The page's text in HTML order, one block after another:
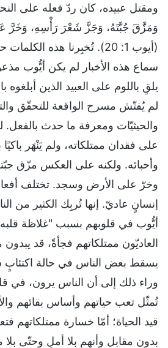
ومقتل عبيده، كان ردّ فعله على
وَمَزَّقَ جُبَّتَهُ، وَجَزَّ شَعْرَ رَأْسِهِ،
(أيوب 1: 20). تُخبِرنا هذه
سماع هذه الأخبار لم يكن أيُّوب
يلقِ باللوم على العبيد الذين أبلغوه
لم يُفتّش مسرح الواقعة للتحقّق
والحيثيّات ومعرفة ما حدث بالفعل.
على فقدان ممتلكاته، ولم يَنْهَر
وأحبائه. ولكنه على العكس مزّق
وخرّ على الأرض وسجد. تختلف
إنسانٍ عاديّ. إنها تُربِك الكثير من
أيُّوب في قلوبهم بسبب "غلاظة
العاديّون ممتلكاتهم فجأةً، قد
يسقط بعض الناس في حالة اكتئابٍ
وراء ذلك إلى أن الناس يرون، في
تُمثّل تعب حياتهم وأساس بقائهم
قيد الحياة؛ أمّا خسارة ممتلكاتهم
بدون مقابل وأنهم بلا أملٍ وحتّى